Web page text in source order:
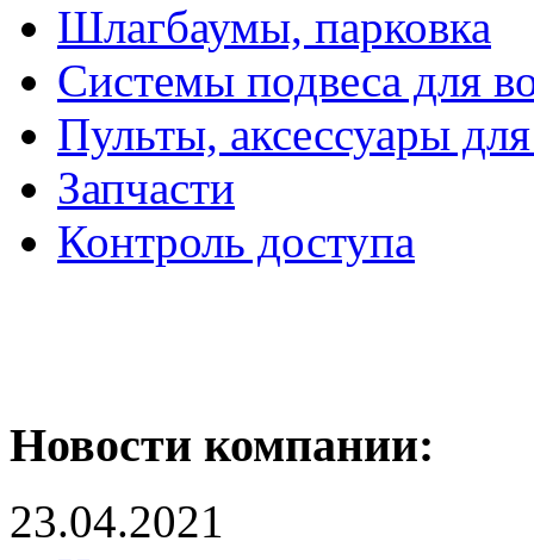
Шлагбаумы, парковка
Системы подвеса для
Пульты, аксессуары
Запчасти
Контроль доступа
Новости компании:
23.04.2021